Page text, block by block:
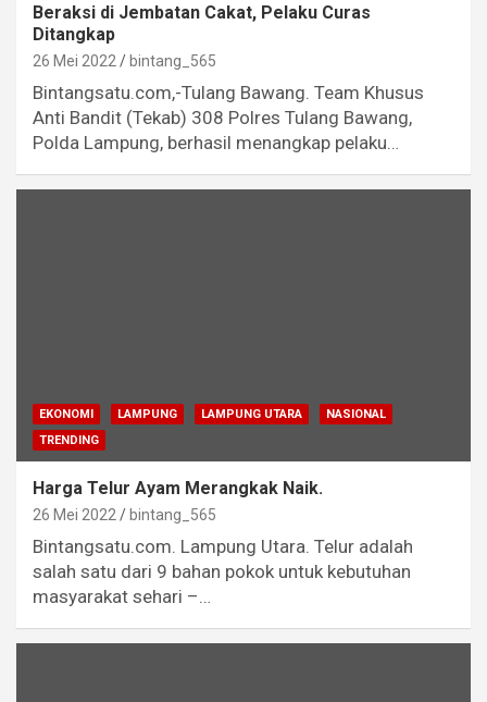
Beraksi di Jembatan Cakat, Pelaku Curas
Ditangkap
26 Mei 2022 bintang_565
Bintangsatu.com,-Tulang Bawang. Team Khusus
Anti Bandit (Tekab) 308 Polres Tulang Bawang,
Polda Lampung, berhasil menangkap pelaku…
EKONOMI LAMPUNG LAMPUNG UTARA
NASIONAL
TRENDING
Harga Telur Ayam Merangkak Naik.
26 Mei 2022 bintang_565
Bintangsatu.com. Lampung Utara. Telur adalah
salah satu dari 9 bahan pokok untuk kebutuhan
masyarakat sehari –…